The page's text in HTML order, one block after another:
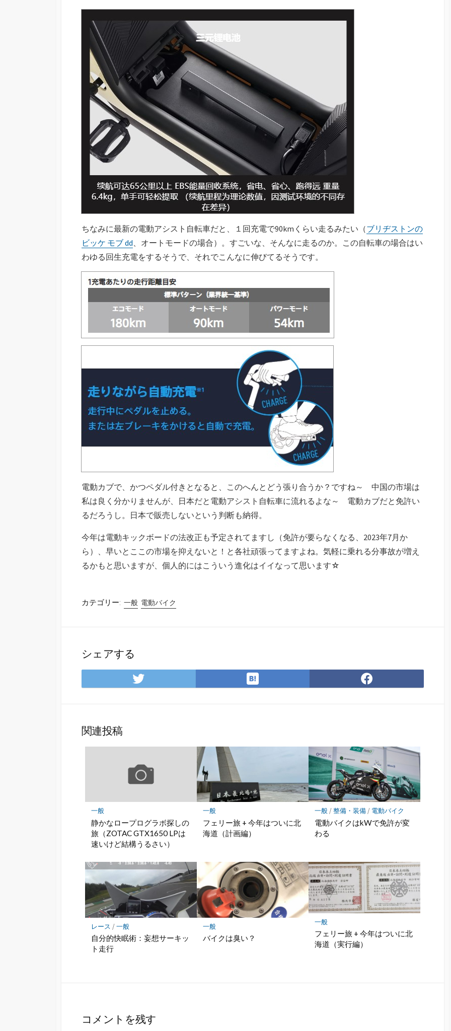
ちなみに最新の電動アシスト自転車だと、１回充電で90kmくらい走るみたい（ブリヂストンの
ビッケ モブ dd 、オートモードの場合）。すごいな、そんなに走るのか。この自転車の場合はい
わゆる回生充電をするそうで、それでこんなに伸びてるそうです。
電動カブで、かつペダル付きとなると、このへんとどう張り合うか？ですね～ 中国の市場は
私は良く分かりませんが、日本だと電動アシスト自転車に流れるよな～ 電動カブだと免許い
るだろうし。日本で販売しないという判断も納得。
今年は電動キックボードの法改正も予定されてますし（免許が要らなくなる、2023年7月か
ら）、早いとここの市場を抑えないと！と各社頑張ってますよね。気軽に乗れる分事故が増え
るかもと思いますが、個人的にはこういう進化はイイなって思います☆
カテゴリー: 一般 電動バイク
シェアする
Twitter
で
は
て
マ
に
保
Facebook
で
関連投稿
一般
静かなロープログラボ探しの
旅（ZOTAC GTX1650 LPは
速いけど結構うるさい）
一般
フェリー旅 + 今年はついに北
海道（計画編）
一般/整備・装備/ 電動バイク
電動バイクはkWで免許が変
わる
レース /一般
自分的快眠術：妄想サーキッ
ト走行
一般
バイクは臭い？
一般
フェリー旅 + 今年はついに北
海道（実行編）
コメントを残す